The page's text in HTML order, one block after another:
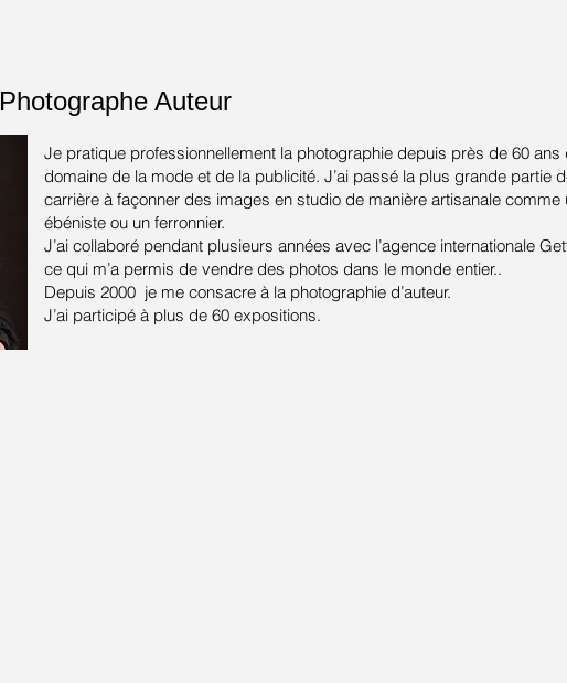
Photographe Auteur
Je pratique professionnellement la photographie depuis près de 60 ans
domaine de la mode et de la publicité. J’ai passé la plus grande partie
carrière à façonner des images en studio de manière artisanale comme
ébéniste ou un ferronnier.
J’ai collaboré pendant plusieurs années avec l’agence internationale
ce qui m’a permis de vendre des photos dans le monde entier..
Depuis 2000 je me consacre à la photographie d’auteur.
J’ai participé à plus de 60 expositions.